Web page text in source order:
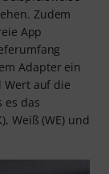
Zudem
App
Adapter ein
Wert auf die
es das
Weiß (WE) und